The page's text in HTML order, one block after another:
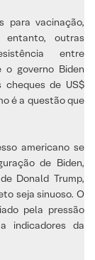
para vacinação,
entanto, outras
entre
o governo Biden
de US$
é a questão que
americano se
de Biden,
Donald Trump,
seja sinuoso. O
pela pressão
indicadores da